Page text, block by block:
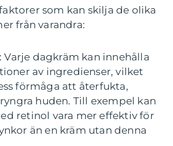
som kan skilja de olika
från varandra:
Varje dagkräm kan innehålla
av ingredienser, vilket
förmåga att återfukta,
huden. Till exempel kan
retinol vara mer effektiv för
än en kräm utan denna